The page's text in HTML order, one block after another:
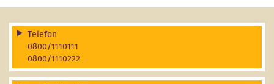
Telefon
0800/1110111
0800/1110222